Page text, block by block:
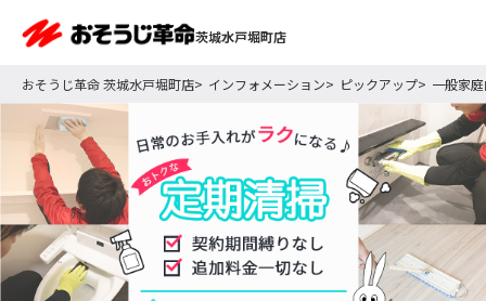
茨城水戸堀町店
おそうじ革命 茨城水戸堀町店 インフォメーション ピックアップ 一般家